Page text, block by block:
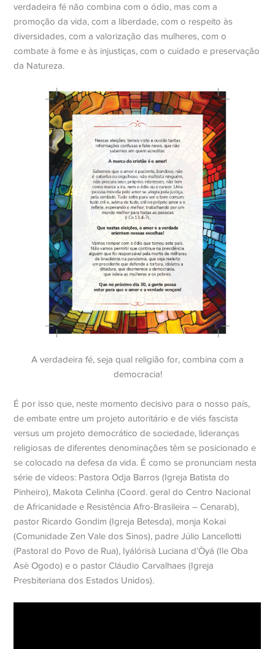
verdadeira fé não combina com o ódio, mas com a
promoção da vida, com a liberdade, com o respeito às
diversidades, com a valorização das mulheres, com o
combate à fome e às injustiças, com o cuidado e preservação
da Natureza.
A verdadeira fé, seja qual religião for, combina com a
democracia!
É por isso que, neste momento decisivo para o nosso país,
de embate entre um projeto autoritário e de viés fascista
versus um projeto democrático de sociedade, lideranças
religiosas de diferentes denominações têm se posicionado e
se colocado na defesa da vida. É como se pronunciam nesta
série de vídeos: Pastora Odja Barros (Igreja Batista do
Pinheiro), Makota Celinha (Coord. geral do Centro Nacional
de Africanidade e Resistência Afro-Brasileira – Cenarab),
pastor Ricardo Gondim (Igreja Betesda), monja Kokai
(Comunidade Zen Vale dos Sinos), padre Júlio Lancellotti
(Pastoral do Povo de Rua), Iyálórisà Luciana d’Òyá (Ile Oba
Asè Ogodo) e o pastor Cláudio Carvalhaes (Igreja
Presbiteriana dos Estados Unidos).